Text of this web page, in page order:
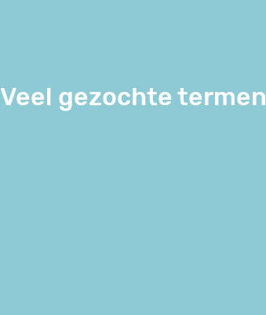
Veel gezochte termen